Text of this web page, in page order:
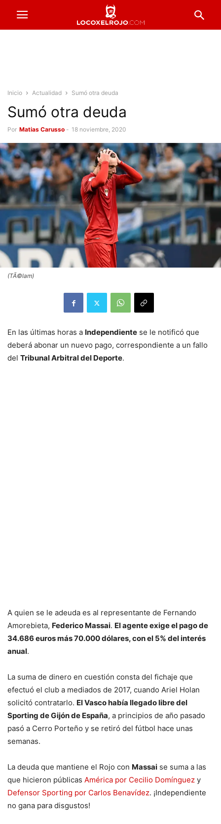
Inicio Actualidad Sumó otra deuda
Sumó otra deuda
Por Matias Carusso - 18 noviembre, 2020
(TÃ©lam)
En las últimas horas a Independiente se le notificó que
deberá abonar un nuevo pago, correspondiente a un fallo
del Tribunal Arbitral del Deporte.
A quien se le adeuda es al representante de Fernando
Amorebieta, Federico Massai. El agente exige el pago de
34.686 euros más 70.000 dólares, con el 5% del interés
anual.
La suma de dinero en cuestión consta del fichaje que
efectuó el club a mediados de 2017, cuando Ariel Holan
solicitó contratarlo. El Vasco había llegado libre del
Sporting de Gijón de España, a principios de año pasado
pasó a Cerro Porteño y se retiró del fútbol hace unas
semanas.
La deuda que mantiene el Rojo con Massai se suma a las
que hicieron públicas América por Cecilio Domínguez y
Defensor Sporting por Carlos Benavídez. ¡Independiente
no gana para disgustos!